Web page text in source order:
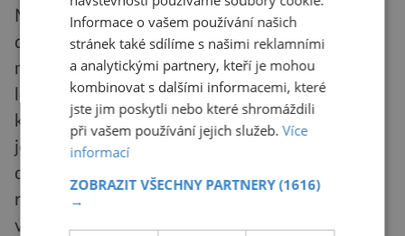
Mohlo by se zdát, že tyto podivné řasy si
dobrovolným uzavřením do klece odpírají
možnost reprodukce. Jenže mikrob na to jde od
lesa. Množí se totiž nepohlavním dělením, při
kterém si dvě dceřinné buňky odnesou po
jedné polovině mateřské schránky. Její dva díly
do sebe totiž zapadají jako puzzle. Při
rozcházení nových buněk se tedy díly ze sebe
vysunou a mladá rozsivka pak dotvoří druhou
Informace o vašem používání našich
stránek také sdílíme s našimi reklamními
a analytickými partnery, kteří je mohou
kombinovat s dalšími informacemi, které
jste jim poskytli nebo které shromáždili
při vašem používání jejich služeb.Více
informací
ZOBRAZIT VŠECHNY PARTNERY(1616)
→